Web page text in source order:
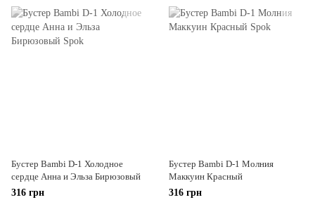
Бустер Bambi D-1 Холодное
сердце Анна и Эльза Бирюзовый
316 грн
Бустер Bambi D-1 Молния
Маккуин Красный
316 грн